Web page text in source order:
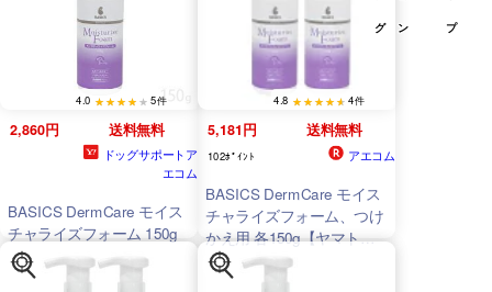
グ ン プ
2,860円 送料無料
ドッグサポートア
エコム
4.0 5件
BASICS DermCare モイス
チャライズフォーム 150g
5,181円 送料無料
102ﾎﾟｲﾝﾄ アエコム
4.8 4件
BASICS DermCare モイス
チャライズフォーム、つけ
かえ用 各150g【ヤマト宅
急便】【全国一律送料無
料】